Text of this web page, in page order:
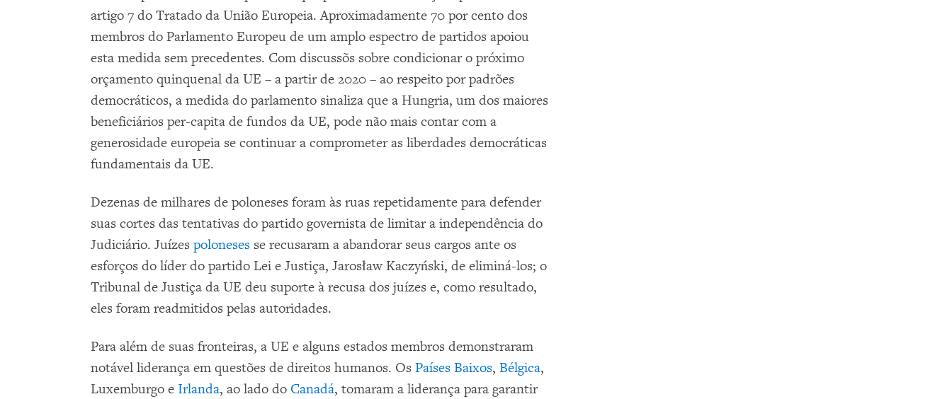
artigo 7 do Tratado da União Europeia. Aproximadamente 70 por cento dos
membros do Parlamento Europeu de um amplo espectro de partidos apoiou
esta medida sem precedentes. Com discussõs sobre condicionar o próximo
orçamento quinquenal da UE – a partir de 2020 – ao respeito por padrões
democráticos, a medida do parlamento sinaliza que a Hungria, um dos maiores
beneficiários per-capita de fundos da UE, pode não mais contar com a
generosidade europeia se continuar a comprometer as liberdades democráticas
fundamentais da UE.
Dezenas de milhares de poloneses foram às ruas repetidamente para defender
suas cortes das tentativas do partido governista de limitar a independência do
Judiciário. Juízes poloneses se recusaram a abandorar seus cargos ante os
esforços do líder do partido Lei e Justiça, Jarosław Kaczyński, de eliminá-los; o
Tribunal de Justiça da UE deu suporte à recusa dos juízes e, como resultado,
eles foram readmitidos pelas autoridades.
Para além de suas fronteiras, a UE e alguns estados membros demonstraram
notável liderança em questões de direitos humanos. Os Países Baixos, Bélgica,
Luxemburgo e Irlanda, ao lado do Canadá, tomaram a liderança para garantir